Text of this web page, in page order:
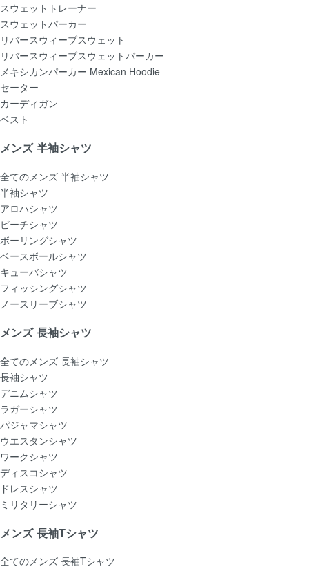
スウェットトレーナー
スウェットパーカー
リバースウィーブスウェット
リバースウィーブスウェットパーカー
メキシカンパーカー Mexican Hoodie
セーター
カーディガン
ベスト
メンズ 半袖シャツ
全てのメンズ 半袖シャツ
半袖シャツ
アロハシャツ
ビーチシャツ
ボーリングシャツ
ベースボールシャツ
キューバシャツ
フィッシングシャツ
ノースリーブシャツ
メンズ 長袖シャツ
全てのメンズ 長袖シャツ
長袖シャツ
デニムシャツ
ラガーシャツ
パジャマシャツ
ウエスタンシャツ
ワークシャツ
ディスコシャツ
ドレスシャツ
ミリタリーシャツ
メンズ 長袖Tシャツ
全てのメンズ 長袖Tシャツ